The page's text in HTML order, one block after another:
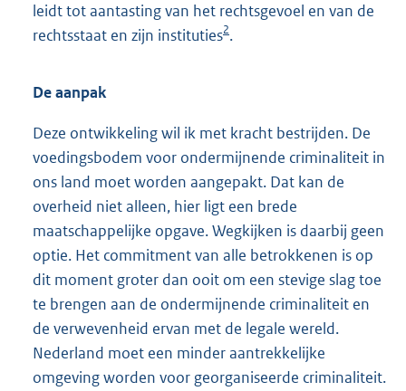
leidt tot aantasting van het rechtsgevoel en van de
rechtsstaat en zijn instituties2.
De aanpak
Deze ontwikkeling wil ik met kracht bestrijden. De
voedingsbodem voor ondermijnende criminaliteit in
ons land moet worden aangepakt. Dat kan de
overheid niet alleen, hier ligt een brede
maatschappelijke opgave. Wegkijken is daarbij geen
optie. Het commitment van alle betrokkenen is op
dit moment groter dan ooit om een stevige slag toe
te brengen aan de ondermijnende criminaliteit en
de verwevenheid ervan met de legale wereld.
Nederland moet een minder aantrekkelijke
omgeving worden voor georganiseerde criminaliteit.